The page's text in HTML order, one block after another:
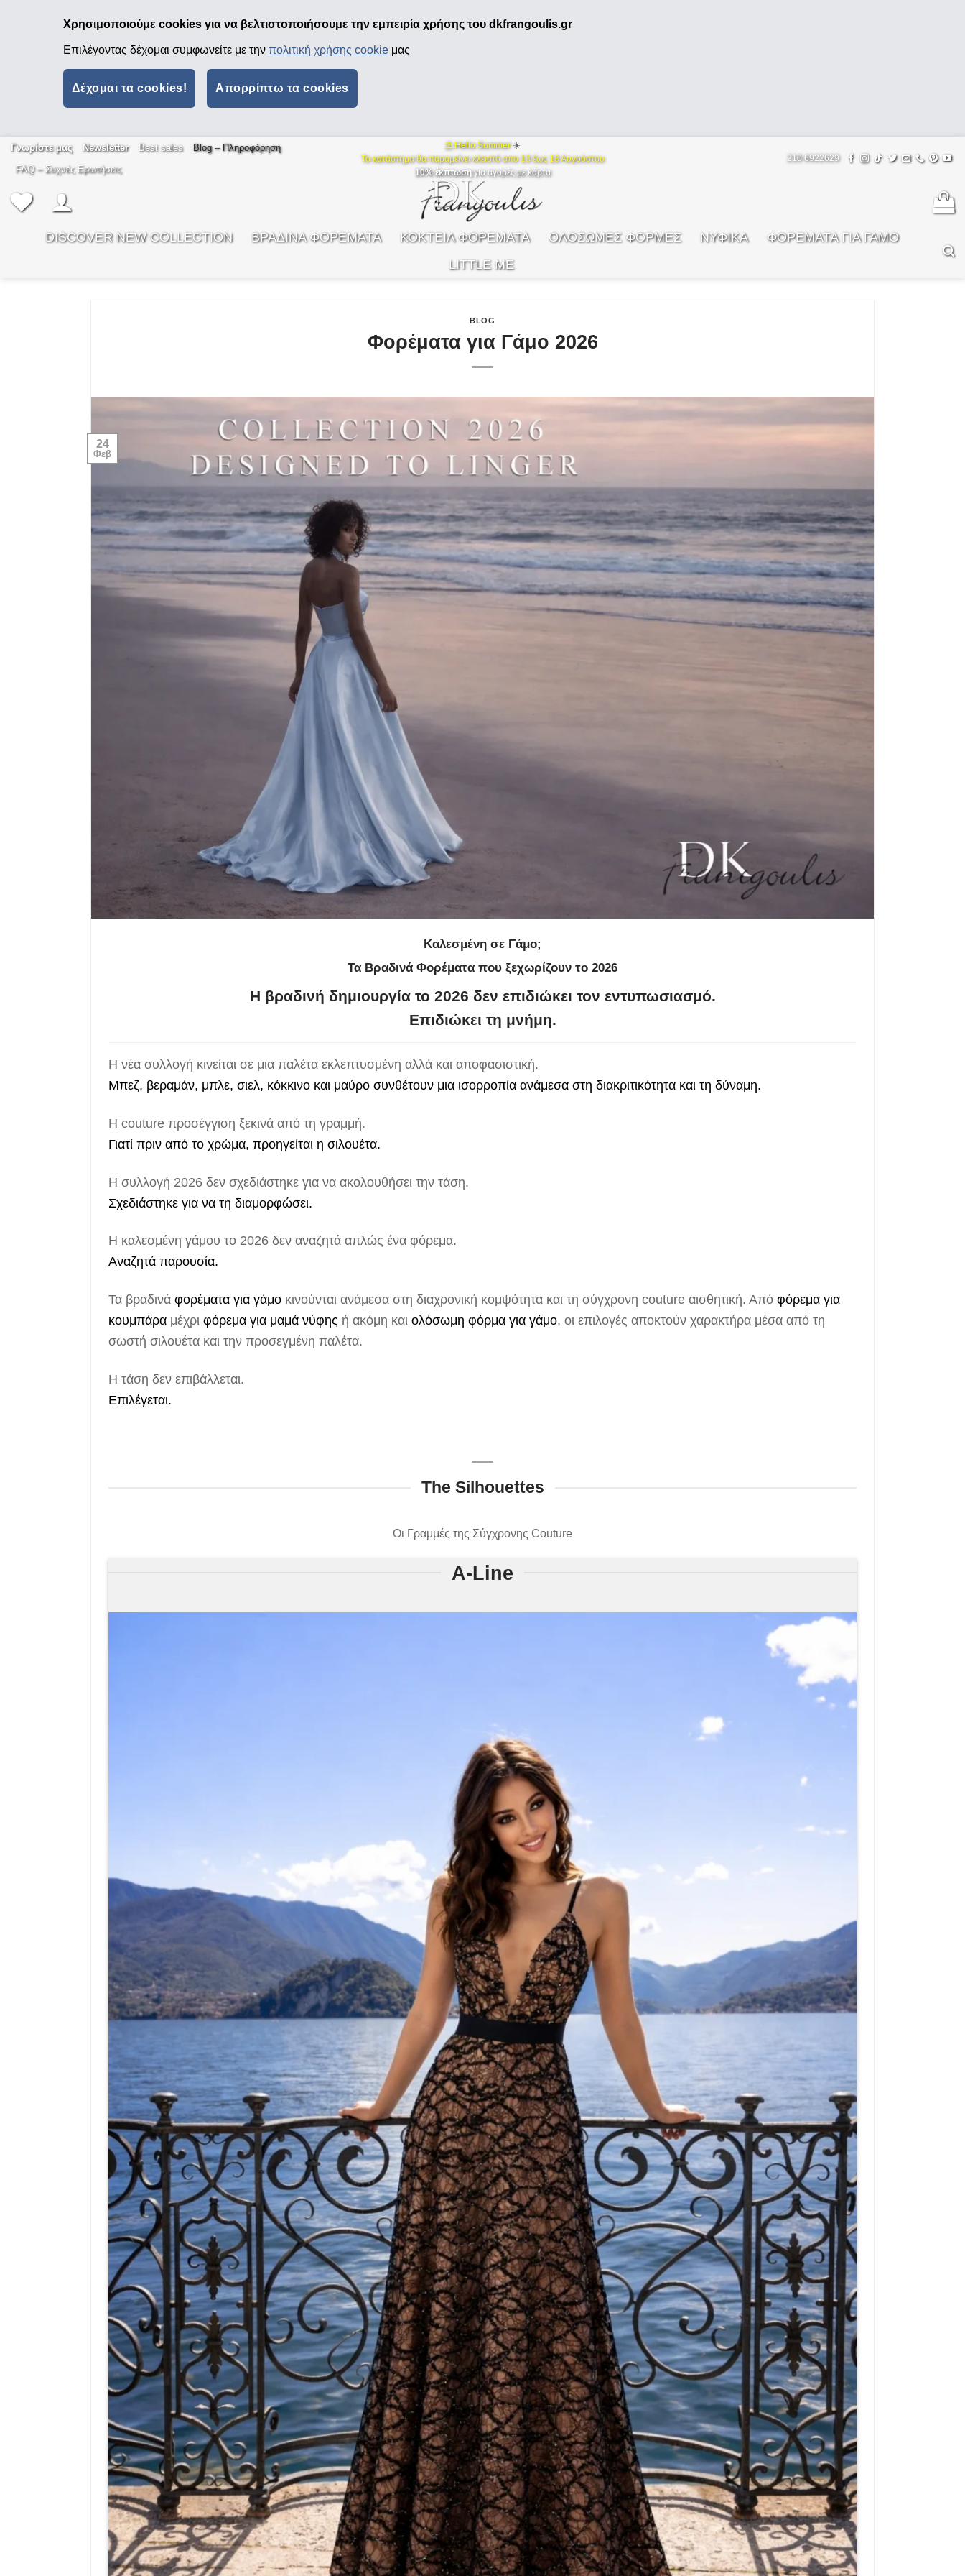
Χρησιμοποιούμε cookies για να βελτιστοποιήσουμε την εμπειρία χρήσης του dkfrangoulis.gr
Επιλέγοντας δέχομαι συμφωνείτε με την πολιτική χρήσης cookie μας
Δέχομαι τα cookies! Απορρίπτω τα cookies
Μετάβαση
Γνωρίστε μας Newsletter Best sales
Βlog – Πληροφόρηση
FAQ – Συχνές Ερωτήσεις
⛱ Hello Summer ☀️
Το κατάστημα θα παραμείνει κλειστό απο 13 έως 18 Αυγούστου
10% έκπτωσηγια αγορές με κάρτα
210 6922629
DISCOVER NEW COLLECTION ΒΡΑΔΙΝΑ ΦΟΡΕΜΑΤΑ ΚΟΚΤΕΙΛ ΦΟΡΕΜΑΤΑ ΟΛΟΣΩΜΕΣ ΦΟΡΜΕΣ ΝΥΦΙΚΑ
ΦOΡΕΜΑΤΑ ΓΙΑ ΓΑΜΟ
LITTLE ME
BLOG
Φορέματα για Γάμο 2026
24
Φεβ
Καλεσμένη σε Γάμο;
Τα Βραδινά Φορέματα που ξεχωρίζουν το 2026
Η βραδινή δημιουργία το 2026 δεν επιδιώκει τον εντυπωσιασμό.
Επιδιώκει τη μνήμη.
Η νέα συλλογή κινείται σε μια παλέτα εκλεπτυσμένη αλλά και αποφασιστική.
Μπεζ, βεραμάν, μπλε, σιελ, κόκκινο και μαύρο συνθέτουν μια ισορροπία ανάμεσα στη διακριτικότητα και τη δύναμη.
Η couture προσέγγιση ξεκινά από τη γραμμή.
Γιατί πριν από το χρώμα, προηγείται η σιλουέτα.
Η συλλογή 2026 δεν σχεδιάστηκε για να ακολουθήσει την τάση.
Σχεδιάστηκε για να τη διαμορφώσει.
Η καλεσμένη γάμου το 2026 δεν αναζητά απλώς ένα φόρεμα.
Αναζητά παρουσία.
Τα βραδινά φορέματα για γάμο κινούνται ανάμεσα στη διαχρονική κομψότητα και τη σύγχρονη couture αισθητική. Από φόρεμα για
κουμπάρα μέχρι φόρεμα για μαμά νύφης ή ακόμη και ολόσωμη φόρμα για γάμο, οι επιλογές αποκτούν χαρακτήρα μέσα από τη
σωστή σιλουέτα και την προσεγμένη παλέτα.
Η τάση δεν επιβάλλεται.
Επιλέγεται.
The Silhouettes
Οι Γραμμές της Σύγχρονης Couture
A-Line